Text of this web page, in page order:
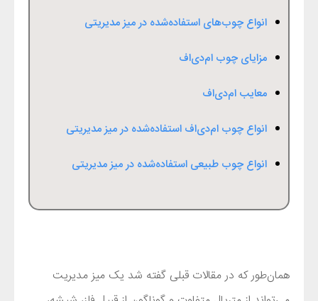
انواع چوب‌های استفاده‌شده در میز مدیریتی
مزایای چوب ام‌دی‌اف
معایب ام‌دی‌اف
انواع چوب ام‌دی‌اف استفاده‌شده در میز مدیریتی
انواع چوب طبیعی استفاده‌شده در میز مدیریتی
همان‌طور که در مقالات قبلی گفته شد یک میز مدیریت